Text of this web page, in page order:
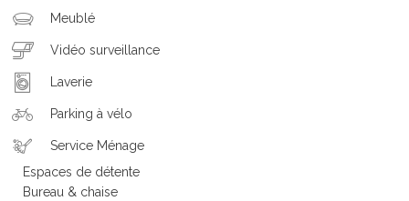
Meublé
Vidéo surveillance
Laverie
Parking à vélo
Service Ménage
Espaces de détente
Bureau & chaise